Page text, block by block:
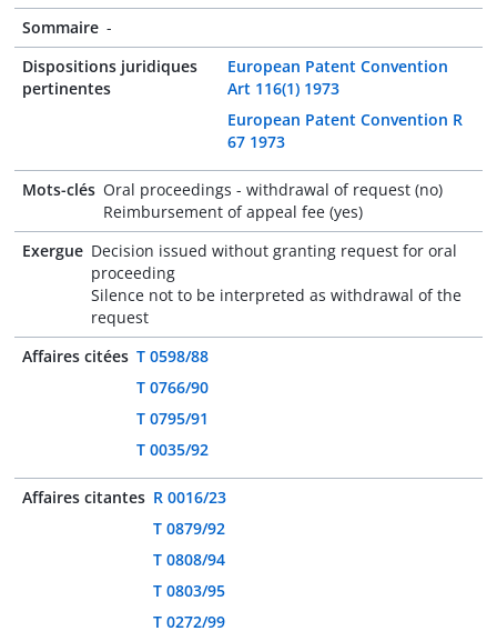
Sommaire -
Dispositions juridiques
pertinentes
European Patent Convention
Art 116(1) 1973
European Patent Convention R
67 1973
Mots-clés Oral proceedings - withdrawal of request (no)
Reimbursement of appeal fee (yes)
Exergue Decision issued without granting request for oral
proceeding
Silence not to be interpreted as withdrawal of the
request
Affaires citées T 0598/88
T 0766/90
T 0795/91
T 0035/92
Affaires citantes R 0016/23
T 0879/92
T 0808/94
T 0803/95
T 0272/99